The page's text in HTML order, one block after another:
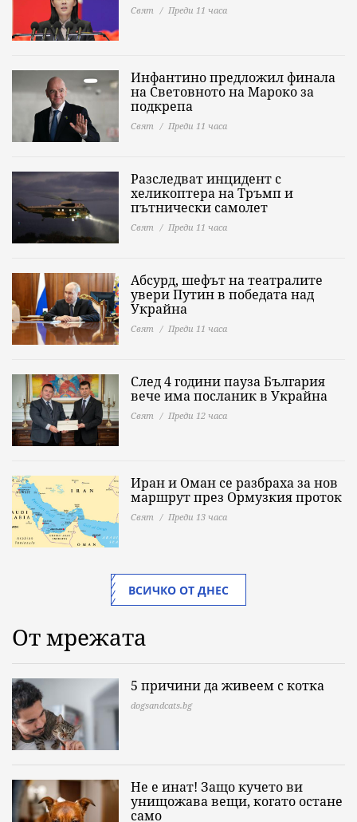
Свят Преди 11 часа
Инфантино предложил финала
на Световното на Мароко за
подкрепа
Свят Преди 11 часа
Разследват инцидент с
хеликоптера на Тръмп и
пътнически самолет
Свят Преди 11 часа
Абсурд, шефът на театралите
увери Путин в победата над
Украйна
Свят Преди 11 часа
След 4 години пауза България
вече има посланик в Украйна
Свят Преди 12 часа
Иран и Оман се разбраха за нов
маршрут през Ормузкия проток
Свят Преди 13 часа
ВСИЧКО ОТ ДНЕС
От мрежата
5 причини да живеем с котка
dogsandcats.bg
Не е инат! Защо кучето ви
унищожава вещи, когато остане
само